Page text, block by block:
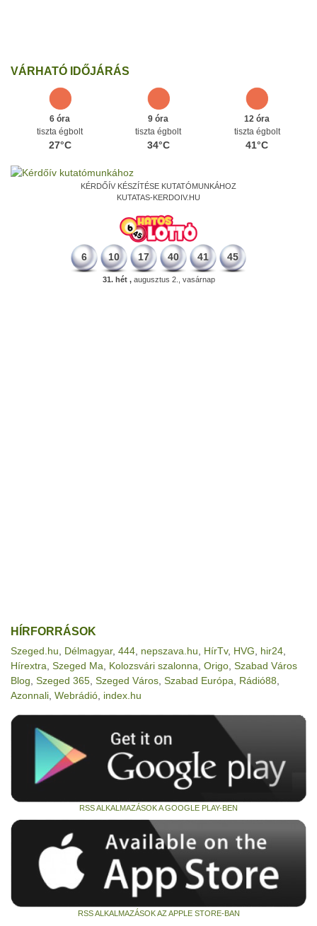
VÁRHATÓ IDŐJÁRÁS
6 óra
tiszta égbolt
27°C
9 óra
tiszta égbolt
34°C
12 óra
tiszta égbolt
41°C
KÉRDŐÍV KÉSZÍTÉSE KUTATÓMUNKÁHOZ
KUTATAS-KERDOIV.HU
6 10 17 40 41 45
31. hét ,augusztus 2., vasárnap
HÍRFORRÁSOK
Szeged.hu Délmagyar, 444 nepszava.hu HírTv, HVG hir24
Hírextra Szeged Ma Kolozsvári szalonna Origo Szabad Város
Blog Szeged 365 Szeged Város Szabad Európa Rádió88
Azonnali Webrádió index.hu
RSS ALKALMAZÁSOK A GOOGLE PLAY-BEN
RSS ALKALMAZÁSOK AZ APPLE STORE-BAN